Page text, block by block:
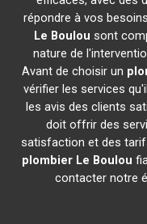
répondre à vos
Le Boulou sont
nature de
Avant de choisir un
vérifier les services
les avis des clients
doit offrir des
satisfaction et des
plombier Le Boulou
contacter notre